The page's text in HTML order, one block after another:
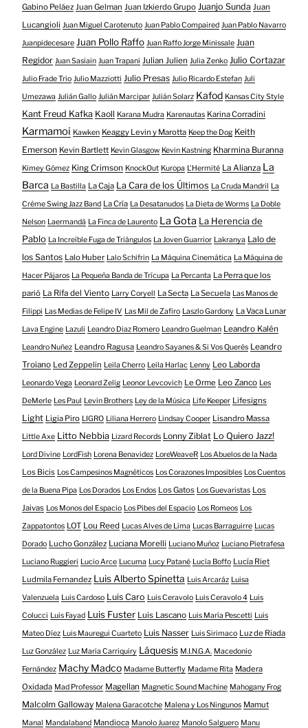
Gabino Peláez Juan Gelman Juan Izkierdo Grupo Juanjo Sunda Juan
Lucangioli Juan Miguel Carotenuto Juan Pablo Compaired Juan Pablo Navarro
Juanpidecesare Juan Pollo Raffo Juan Raffo Jorge Minissale Juan
Regidor Juan Sasiain Juan Trapani Julian Julien Julia Zenko Julio Cortazar
Julio Frade Trio Julio Mazziotti Julio Presas Julio Ricardo Estefan Juli
Umezawa Julián Gallo Julián Marcipar Julián Solarz Kafod Kansas City Style
Kant Freud Kafka Kaoll Karana Mudra Karenautas Karina Corradini
Karmamoi Kawken Keaggy Levin y Marotta Keep the Dog Keith
Emerson Kevin Bartlett Kevin Glasgow Kevin Kastning Kharmina Buranna
Kimey Gómez King Crimson KnockOut Kuropa L'Hermité La Alianza La
Barca La Bastilla La Caja La Cara de los Últimos La Cruda Mandril La
Créme Swing Jazz Band La Cría La Desatanudos La Dieta de Worms La Doble
Nelson Laermandá La Finca de Laurento La Gota La Herencia de
Pablo La Increíble Fuga de Triángulos La Joven Guarrior Lakranya Lalo de
los Santos Lalo Huber Lalo Schifrin La Máquina Cinemática La Máquina de
Hacer Pájaros La Pequeña Banda de Trícupa La Percanta La Perra que los
parió La Rifa del Viento Larry Coryell La Secta La Secuela Las Manos de
Filippi Las Medias de Felipe IV Las Mil de Zafiro Laszlo Gardony La Vaca Lunar
Lava Engine Lazuli Leandro Diaz Romero Leandro Guelman Leandro Kalén
Leandro Nuñez Leandro Ragusa Leandro Sayanes & Si Vos Querés Leandro
Troiano Led Zeppelin Leila Cherro Leila Harlac Lenny Leo Laborda
Leonardo Vega Leonard Zelig Leonor Levcovich Le Orme Leo Zanco Les
DeMerle Les Paul Levin Brothers Ley de la Música Life Keeper Lifesigns
Light Ligia Piro LIGRO Liliana Herrero Lindsay Cooper Lisandro Massa
Little Axe Litto Nebbia Lizard Records Lonny Ziblat Lo Quiero Jazz!
Lord Divine LordFish Lorena Benavidez LoreWeaveR Los Abuelos de la Nada
Los Bicis Los Campesinos Magnéticos Los Corazones Imposibles Los Cuentos
de la Buena Pipa Los Dorados Los Endos Los Gatos Los Guevaristas Los
Jaivas Los Monos del Espacio Los Pibes del Espacio Los Romeos Los
Zappatontos LOT Lou Reed Lucas Alves de Lima Lucas Barraguirre Lucas
Dorado Lucho González Luciana Morelli Luciano Muñoz Luciano Pietrafesa
Luciano Ruggieri Lucio Arce Lucuma Lucy Patané Lucía Boffo Lucía Riet
Ludmila Fernandez Luis Alberto Spinetta Luis Arcaráz Luisa
Valenzuela Luis Cardoso Luis Caro Luis Ceravolo Luis Ceravolo 4 Luis
Colucci Luis Fayad Luis Fuster Luis Lascano Luis María Pescetti Luis
Mateo Díez Luis Mauregui Cuarteto Luis Nasser Luis Sirimaco Luz de Riada
Luz González Luz Maria Carriquiry Láquesis M.I.N.G.A. Macedonio
Fernández Machy Madco Madame Butterfly Madame Rita Madera
Oxidada Mad Professor Magellan Magnetic Sound Machine Mahogany Frog
Malcolm Galloway Malena Garacotche Malena y Los Ningunos Mamut
Manal Mandalaband Mandioca Manolo Juarez Manolo Salguero Manu